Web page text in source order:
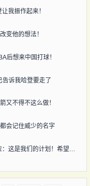
我振作起来！
变他的想法！
后想来中国打球！
诉我哈登要走了
又不得不这么做！
会记住威少的名字